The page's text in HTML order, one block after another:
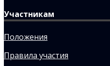
Участникам
Положения
Правила участия